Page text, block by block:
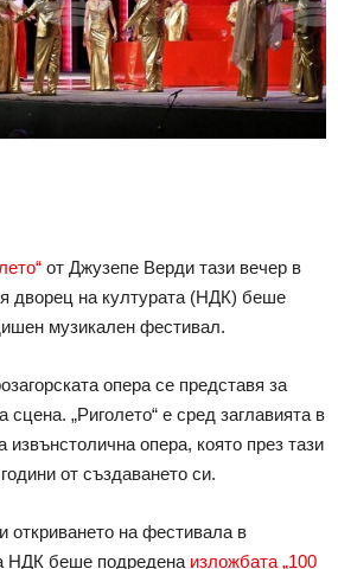
от Джузепе Верди тази вечер в
дворец на културата (НДК) беше
музикален фестивал.
опера се представя за
„Риголето“ е сред заглавията в
извънстолична опера, която през тази
от създаването си.
откриването на фестивала в
НДК беше подредена изложбата „100